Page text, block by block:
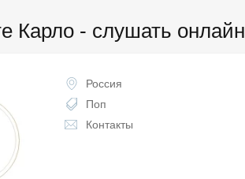
Карло - слушать онлайн
Россия
Поп
Контакты